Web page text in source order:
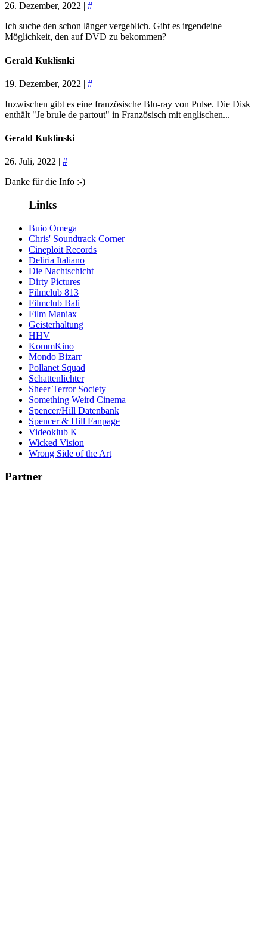
26. Dezember, 2022 | #
Ich suche den schon länger vergeblich. Gibt es irgendeine
Möglichkeit, den auf DVD zu bekommen?
Gerald Kuklisnki
19. Dezember, 2022 | #
Inzwischen gibt es eine französische Blu-ray von Pulse. Die Disk
enthält "Je brule de partout" in Französisch mit englischen...
Gerald Kuklinski
26. Juli, 2022 | #
Danke für die Info :-)
Links
Buio Omega
Chris' Soundtrack Corner
Cineploit Records
Deliria Italiano
Die Nachtschicht
Dirty Pictures
Filmclub 813
Filmclub Bali
Film Maniax
Geisterhaltung
HHV
KommKino
Mondo Bizarr
Pollanet Squad
Schattenlichter
Sheer Terror Society
Something Weird Cinema
Spencer/Hill Datenbank
Spencer & Hill Fanpage
Videoklub K
Wicked Vision
Wrong Side of the Art
Partner